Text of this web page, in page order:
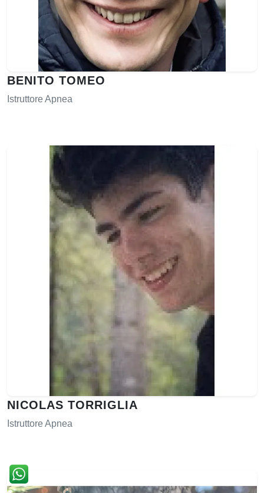
BENITO TOMEO
Istruttore Apnea
NICOLAS TORRIGLIA
Istruttore Apnea